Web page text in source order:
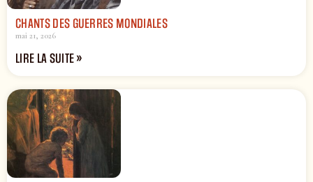
CHANTS DES GUERRES MONDIALES
mai 21, 2026
LIRE LA SUITE »